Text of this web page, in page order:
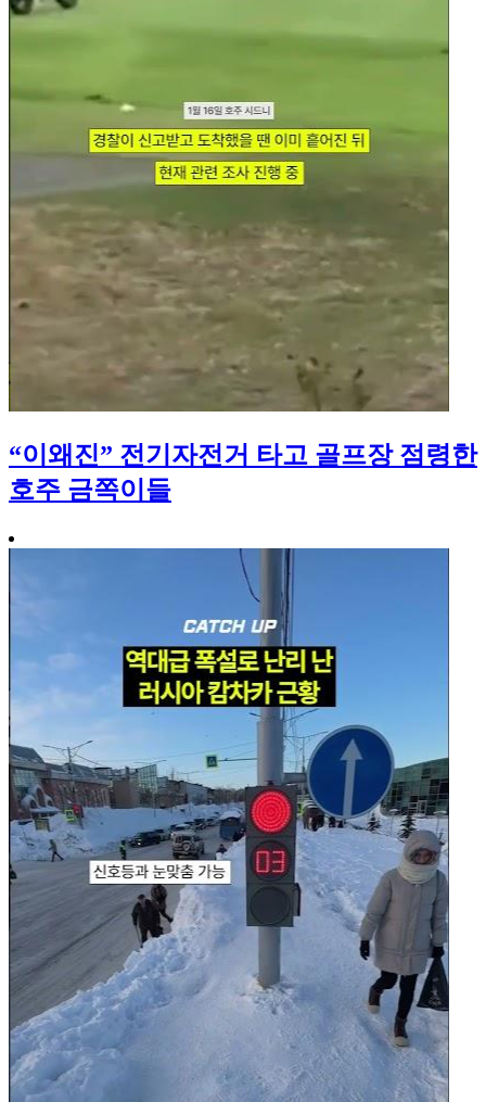
“이왜진” 전기자전거 타고 골프장 점령한
호주 금쪽이들